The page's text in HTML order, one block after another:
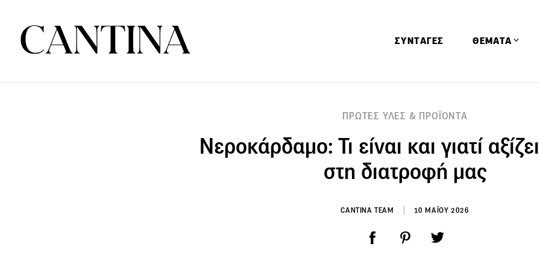
ΣΥΝΤΑΓΕΣ ΘΕΜΑΤΑ
Ειδήσεις
Έρευνες
ΠΡΩΤΕΣ ΥΛΕΣ & ΠΡΟΪΟΝΤΑ
Νεροκάρδαμο: Τι είναι και γιατί
στη διατροφή μας
CANTINA TEAM 10 ΜΑΪΟΥ 2026